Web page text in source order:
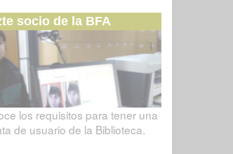
socio de la BFA
los requisitos para tener una
de usuario de la Biblioteca.